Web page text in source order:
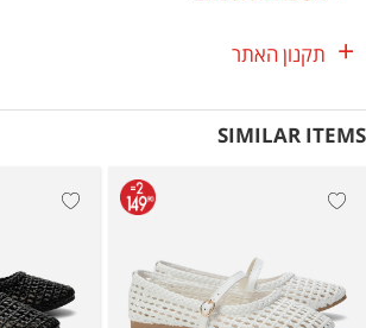
תקנון האתר
SIMILAR ITEMS